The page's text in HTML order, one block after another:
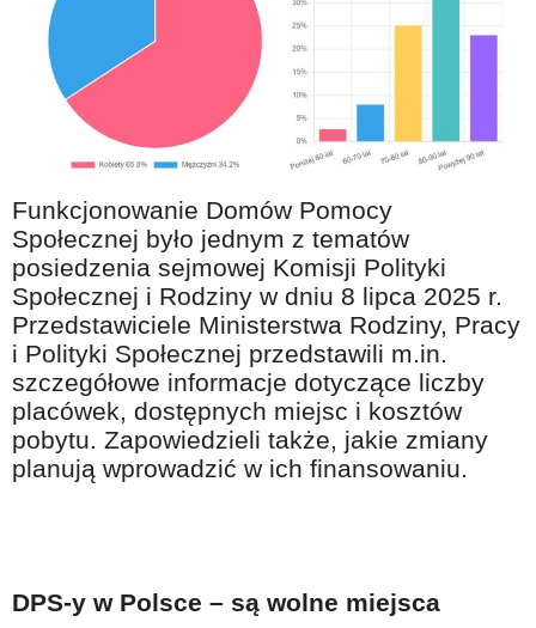
Mieszkaj wygodnie i bez barier
Warto wiedzieć!
Podróże i wypoczynek
Taniej, okazyjnie, specjalnie dla 60plus
Na wesoło
Hobby i pasje
Żyj aktywnie
60plus - najcenniejsi klienci
Dobra opieka
Warto naśladować
Coś dla ducha
Stop samotności
KONTAKT
Funkcjonowanie Domów Pomocy
Społecznej było jednym z tematów
posiedzenia sejmowej Komisji Polityki
Społecznej i Rodziny w dniu 8 lipca 2025 r.
Przedstawiciele Ministerstwa Rodziny, Pracy
i Polityki Społecznej przedstawili m.in.
szczegółowe informacje dotyczące liczby
placówek, dostępnych miejsc i kosztów
pobytu. Zapowiedzieli także, jakie zmiany
planują wprowadzić w ich finansowaniu.
DPS-y w Polsce – są wolne miejsca